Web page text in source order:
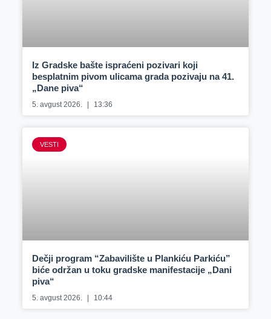
Iz Gradske bašte ispraćeni pozivari koji
besplatnim pivom ulicama grada pozivaju na 41.
„Dane piva“
5. avgust 2026. 13:36
VESTI
Dečji program “Zabavilište u Plankiću Parkiću”
biće održan u toku gradske manifestacije „Dani
piva“
5. avgust 2026. 10:44